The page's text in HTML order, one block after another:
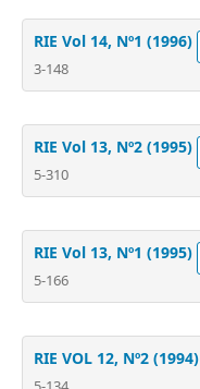
RIE Vol 14, Nº1 (1996)
3-148
RIE Vol 13, Nº2 (1995)
5-310
RIE Vol 13, Nº1 (1995)
5-166
RIE VOL 12, Nº2 (1994)